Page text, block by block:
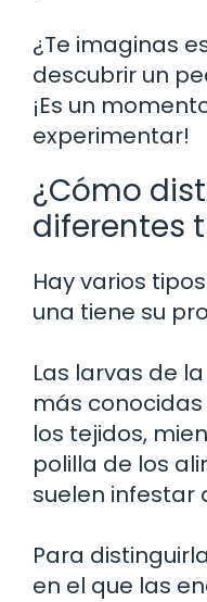
¿Te imaginas
descubrir un
¡Es un
experimentar!
¿Cómo
diferentes
Hay varios
una tiene su
Las larvas de
más
los tejidos,
polilla de los
suelen infestar
Para
en el que las